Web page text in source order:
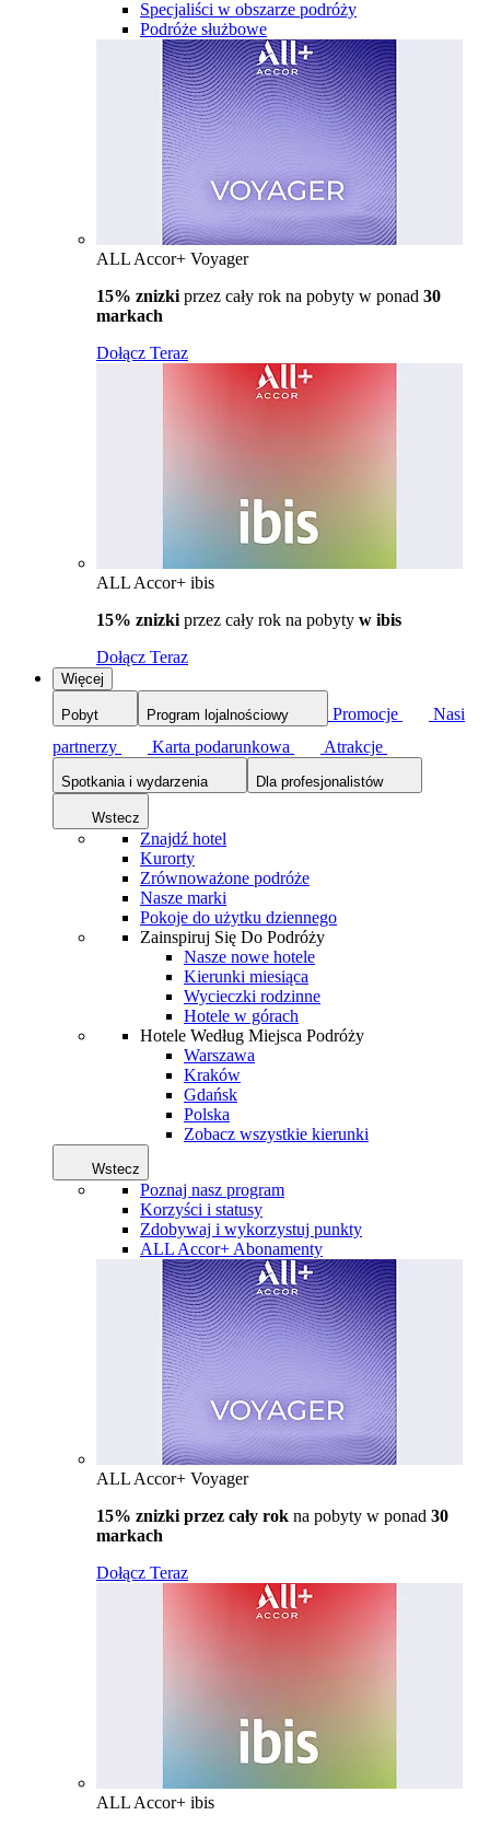
Specjaliści w obszarze podróży
Podróże służbowe
ALL Accor+ Voyager
15% znizki przez cały rok na pobyty w ponad 30
markach
Dołącz Teraz
ALL Accor+ ibis
15% znizki przez cały rok na pobyty w ibis
Dołącz Teraz
Więcej
Pobyt Program lojalnościowy Promocje
Nasi
partnerzy
Karta podarunkowa Atrakcje
Spotkania i wydarzenia Dla profesjonalistów
Wstecz
Znajdź hotel
Kurorty
Zrównoważone podróże
Nasze marki
Pokoje do użytku dziennego
Zainspiruj Się Do Podróży
Nasze nowe hotele
Kierunki miesiąca
Wycieczki rodzinne
Hotele w górach
Hotele Według Miejsca Podróży
Warszawa
Kraków
Gdańsk
Polska
Zobacz wszystkie kierunki
Wstecz
Poznaj nasz program
Korzyści i statusy
Zdobywaj i wykorzystuj punkty
ALL Accor+ Abonamenty
ALL Accor+ Voyager
15% znizki przez cały rok na pobyty w ponad 30
markach
Dołącz Teraz
ALL Accor+ ibis